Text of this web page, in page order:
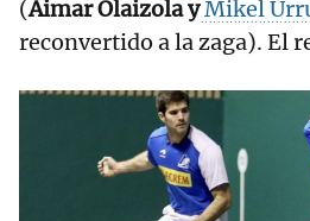
(Aimar Olaizola yMikel
reconvertido a la zaga). El